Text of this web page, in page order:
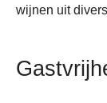
wijnen uit